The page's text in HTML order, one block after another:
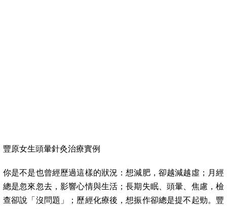
豐原女生頭暈針灸治療實例
你是不是也曾經歷過這樣的狀況：想減肥，卻越減越虛；月經
總是忽來忽去，影響心情與生活；長期失眠、頭暈、焦慮，檢
查卻說「沒問題」；歷經化療後，想振作卻總是提不起勁。豐